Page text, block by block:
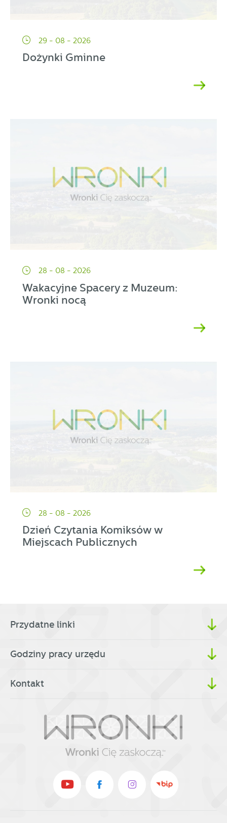
29 - 08 - 2026
Dożynki Gminne
28 - 08 - 2026
Wakacyjne Spacery z Muzeum:
Wronki nocą
28 - 08 - 2026
Dzień Czytania Komiksów w
Miejscach Publicznych
Przydatne linki
Godziny pracy urzędu
Kontakt